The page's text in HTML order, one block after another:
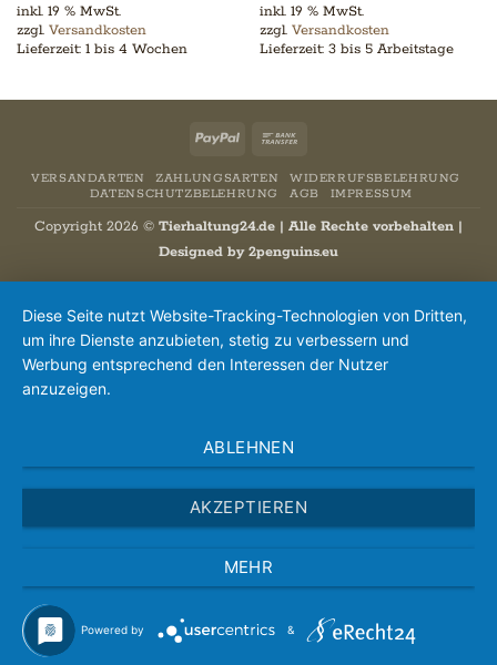
inkl. 19 % MwSt.
zzgl. Versandkosten
Lieferzeit: 1 bis 4 Wochen
inkl. 19 % MwSt.
zzgl. Versandkosten
Lieferzeit: 3 bis 5 Arbeitstage
PayPal
VERSANDARTEN ZAHLUNGSARTEN
WIDERRUFSBELEHRUNG
DATENSCHUTZBELEHRUNG
AGB IMPRESSUM
Copyright 2026 © Tierhaltung24.de | Alle Rechte vorbehalten |
Designed by2penguins.eu
Diese Seite nutzt Website-Tracking-Technologien von Dritten,
um ihre Dienste anzubieten, stetig zu verbessern und
Werbung entsprechend den Interessen der Nutzer
anzuzeigen.
ABLEHNEN
AKZEPTIEREN
MEHR
Powered by &